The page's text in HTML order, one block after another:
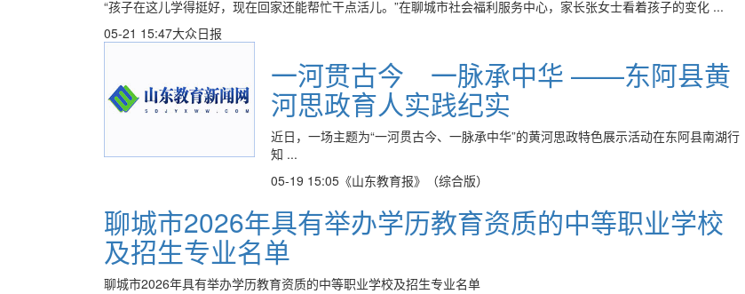
“孩子在这儿学得挺好，现在回家还能帮忙干点活儿。”在聊城市社会福利服务中心，家长张女士看着孩子的变化 ...
05-21 15:47大众日报
一河贯古今 一脉承中华 ——东阿县黄
河思政育人实践纪实
近日，一场主题为“一河贯古今、一脉承中华”的黄河思政特色展示活动在东阿县南湖行
知 ...
05-19 15:05《山东教育报》（综合版）
聊城市2026年具有举办学历教育资质的中等职业学校
及招生专业名单
聊城市2026年具有举办学历教育资质的中等职业学校及招生专业名单